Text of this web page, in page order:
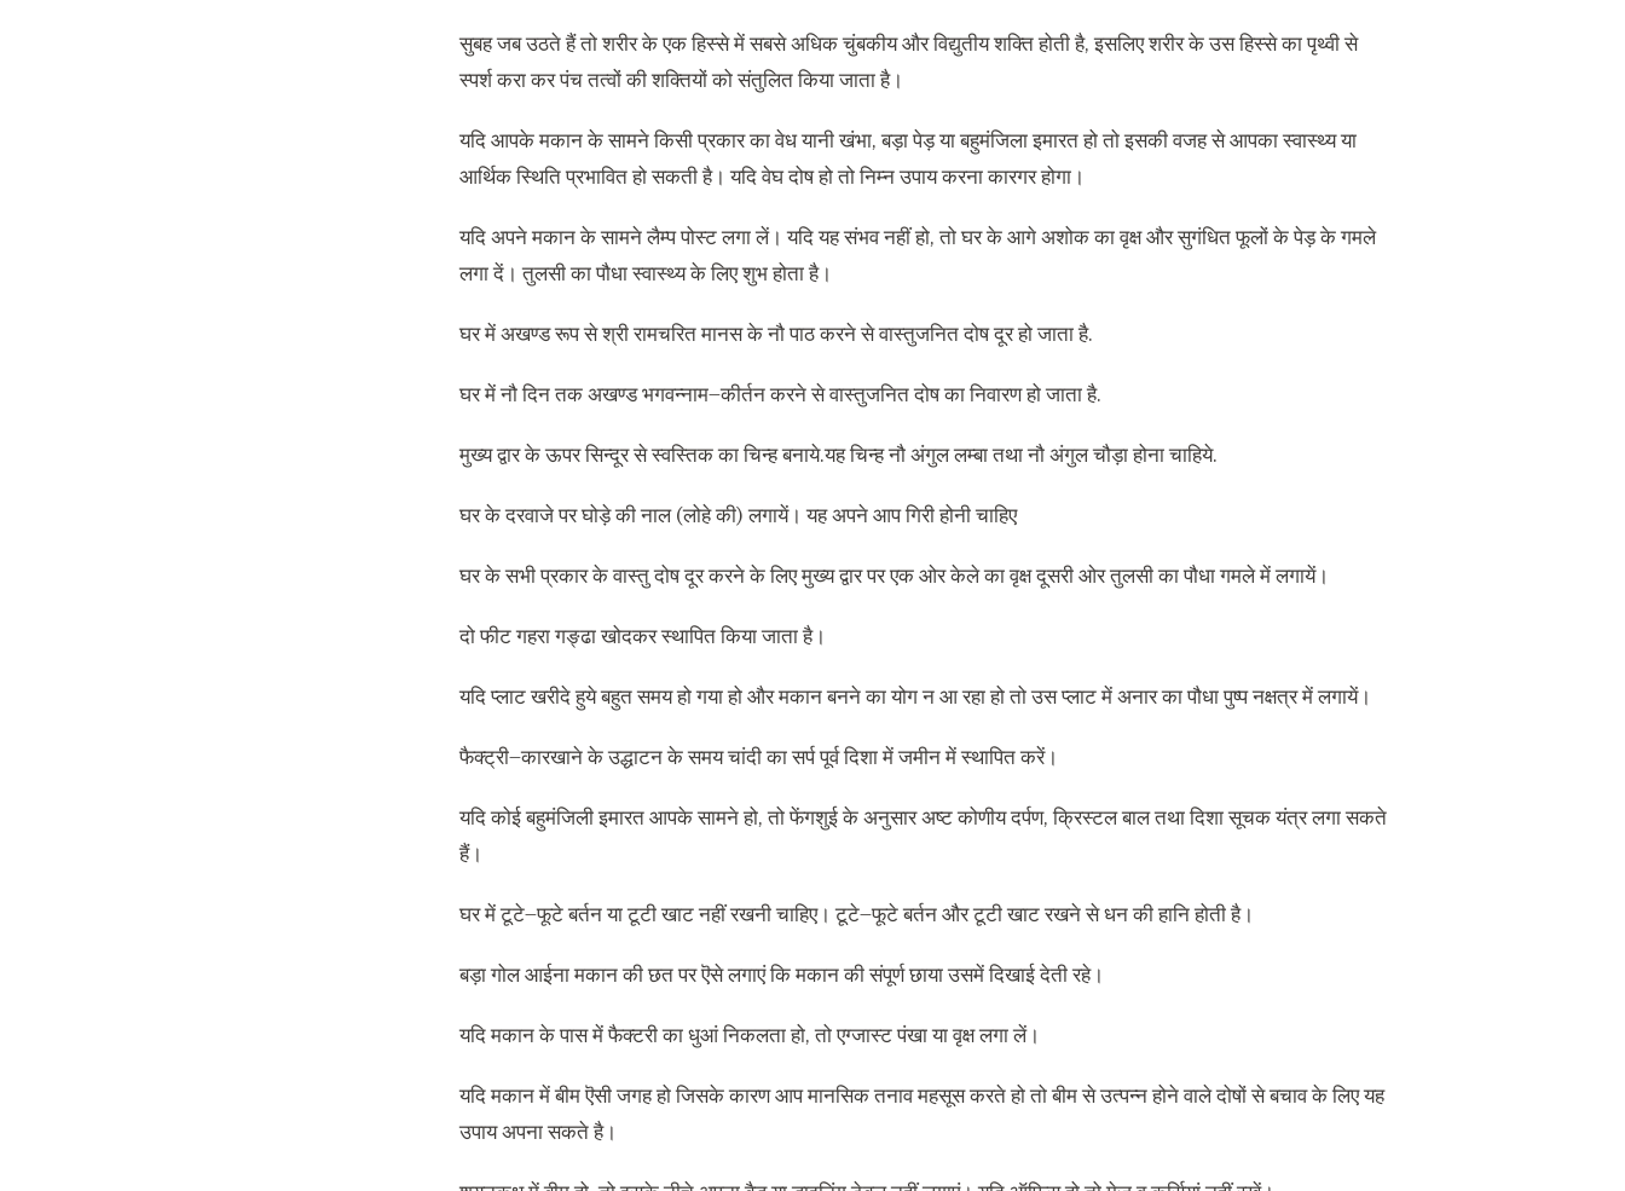
सुबह जब उठते हैं तो शरीर के एक हिस्से में सबसे अधिक चुंबकीय और विद्युतीय शक्ति होती है,इसलिए शरीर के उस हिस्से का पृथ्वी से
स्पर्श करा कर पंच तत्वों की शक्तियों को संतुलित किया जाता है।
यदि आपके मकान के सामने किसी प्रकार का वेध यानी खंभा,बड़ा पेड़ या बहुमंजिला इमारत हो तो इसकी वजह से आपका स्वास्थ्य या
आर्थिक स्थिति प्रभावित हो सकती है। यदि वेघ दोष हो तो निम्न उपाय करना कारगर होगा।
यदि अपने मकान के सामने लैम्प पोस्ट लगा लें। यदि यह संभव नहीं हो,तो घर के आगे अशोक का वृक्ष और सुगंधित फूलों के पेड़ के गमले
लगा दें। तुलसी का पौधा स्वास्थ्य के लिए शुभ होता है।
घर में अखण्ड रूप से श्री रामचरित मानस के नौ पाठ करने से वास्तुजनित दोष दूर हो जाता है.
घर में नौ दिन तक अखण्ड भगवन्नाम–कीर्तन करने से वास्तुजनित दोष का निवारण हो जाता है.
मुख्य द्वार के ऊपर सिन्दूर से स्वस्तिक का चिन्ह बनाये.यह चिन्ह नौ अंगुल लम्बा तथा नौ अंगुल चौड़ा होना चाहिये.
घर के दरवाजे पर घोड़े की नाल(लोहे की)लगायें। यह अपने आप गिरी होनी चाहिए
घर के सभी प्रकार के वास्तु दोष दूर करने के लिए मुख्य द्वार पर एक ओर केले का वृक्ष दूसरी ओर तुलसी का पौधा गमले में लगायें।
दो फीट गहरा गङ्ढा खोदकर स्थापित किया जाता है।
यदि प्लाट खरीदे हुये बहुत समय हो गया हो और मकान बनने का योग न आ रहा हो तो उस प्लाट में अनार का पौधा पुष्प नक्षत्र में लगायें।
फैक्ट्री–कारखाने के उद्धाटन के समय चांदी का सर्प पूर्व दिशा में जमीन में स्थापित करें।
यदि कोई बहुमंजिली इमारत आपके सामने हो,तो फेंगशुई के अनुसार अष्ट कोणीय दर्पण,क्रिस्टल बाल तथा दिशा सूचक यंत्र लगा सकते
हैं।
घर में टूटे–फूटे बर्तन या टूटी खाट नहीं रखनी चाहिए। टूटे–फूटे बर्तन और टूटी खाट रखने से धन की हानि होती है।
बड़ा गोल आईना मकान की छत पर ऎसे लगाएं कि मकान की संपूर्ण छाया उसमें दिखाई देती रहे।
यदि मकान के पास में फैक्टरी का धुआं निकलता हो,तो एग्जास्ट पंखा या वृक्ष लगा लें।
यदि मकान में बीम ऎसी जगह हो जिसके कारण आप मानसिक तनाव महसूस करते हो तो बीम से उत्पन्न होने वाले दोषों से बचाव के लिए यह
उपाय अपना सकते है।